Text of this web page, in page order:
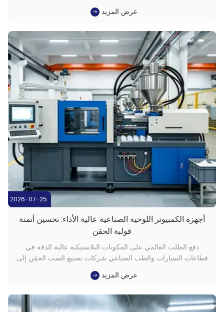
محطة بيانات متدلية تربط سجلات المخزون، اختيار المهام، وحركة
الأرض معا في الوقت الحقيقي. عملية توزيع متعددة المناوبات واجهت
WMS أ...
عرض المزيد
2026-07-25
أجهزة الكمبيوتر اللوحية الصناعية عالية الأداء: تحسين أتمتة
قولبة الحقن
دفع الطلب العالمي على المكونات البلاستيكية عالية الدقة في
قطاعات السيارات والطب الصناعي شركات تصنيع الصب الحقن إلى
تسريع الأتمتة.تحقيق دورات إنتاج خالية من العيوب يعتمد إلى حد كبير
على التعاون السلس بين الإنسان والآلة في أرضية المتجر. للحفاظ
عرض المزيد